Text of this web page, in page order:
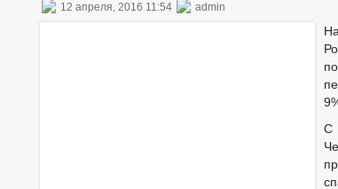
12 апреля, 2016 11:54 admin
С